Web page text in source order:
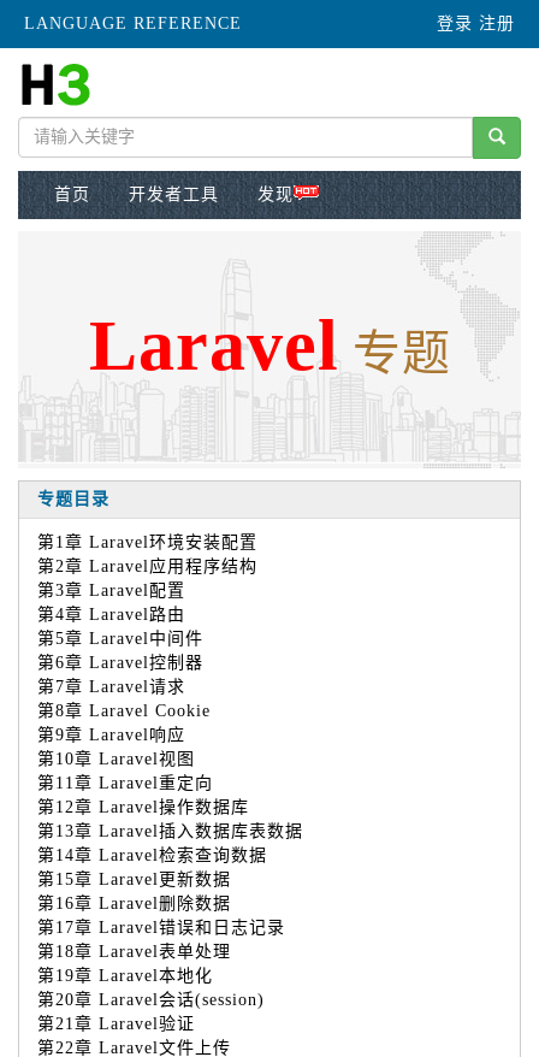
LANGUAGE REFERENCE 登录 注册
首页 开发者工具 发现
Laravel 专题
专题目录
第1章 Laravel环境安装配置
第2章 Laravel应用程序结构
第3章 Laravel配置
第4章 Laravel路由
第5章 Laravel中间件
第6章 Laravel控制器
第7章 Laravel请求
第8章 Laravel Cookie
第9章 Laravel响应
第10章 Laravel视图
第11章 Laravel重定向
第12章 Laravel操作数据库
第13章 Laravel插入数据库表数据
第14章 Laravel检索查询数据
第15章 Laravel更新数据
第16章 Laravel删除数据
第17章 Laravel错误和日志记录
第18章 Laravel表单处理
第19章 Laravel本地化
第20章 Laravel会话(session)
第21章 Laravel验证
第22章 Laravel文件上传